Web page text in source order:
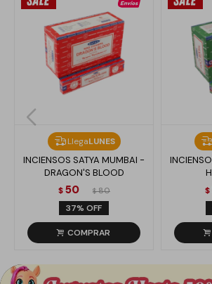
LlegaLUNES
INCIENSOS SATYA MUMBAI -
DRAGON'S BLOOD
$ 50 $ 80
37
$